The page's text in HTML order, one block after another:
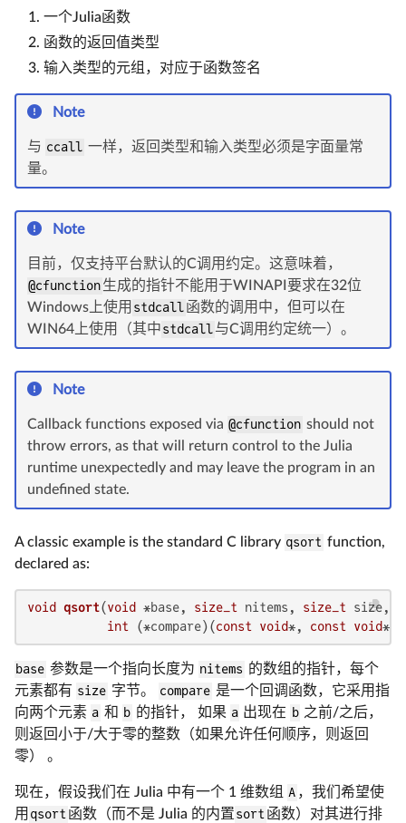
一个Julia函数
函数的返回值类型
输入类型的元组，对应于函数签名
Note
与 ccall 一样，返回类型和输入类型必须是字面量常
量。
Note
目前，仅支持平台默认的C调用约定。这意味着，
@cfunction生成的指针不能用于WINAPI要求在32位
Windows上使用 stdcall函数的调用中，但可以在
WIN64上使用（其中stdcall与C调用约定统一）。
Note
Callback functions exposed via @cfunction should not
throw errors, as that will return control to the Julia
runtime unexpectedly and may leave the program in an
undefined state.
A classic example is the standard C library qsort function,
declared as:
void qsort(void *base, size_t nitems, size_t size,
int (*compare)(const void*, const void*))
base 参数是一个指向长度为 nitems 的数组的指针，每个
元素都有 size 字节。 compare 是一个回调函数，它采用指
向两个元素 a 和 b 的指针， 如果 a 出现在 b 之前/之后，
则返回小于/大于零的整数（如果允许任何顺序，则返回
零） 。
现在，假设我们在 Julia 中有一个 1 维数组 A ，我们希望使
用 qsort函数（而不是 Julia 的内置sort函数）对其进行排